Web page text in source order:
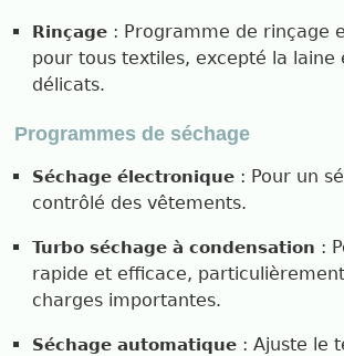
Rinçage : Programme de rinçage
pour tous textiles, excepté la laine
délicats.
Programmes de séchage
Séchage électronique : Pour un
contrôlé des vêtements.
Turbo séchage à condensation :
rapide et efficace,
charges importantes.
Séchage automatique : Ajuste le